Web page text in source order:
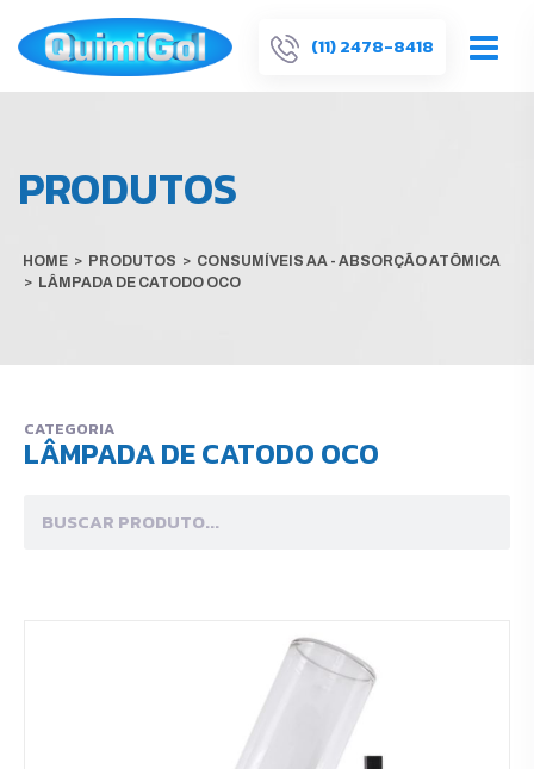
(11) 2478-8418
PRODUTOS
HOME > PRODUTOS > CONSUMÍVEIS AA - ABSORÇÃO ATÔMICA
> LÂMPADA DE CATODO OCO
CATEGORIA
LÂMPADA DE CATODO OCO